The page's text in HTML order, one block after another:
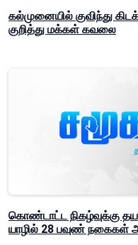
கல்முனையில் குவிந்து
குறித்து மக்கள் கவலை
கொண்டாட்ட நிகழ்வுக்கு
யாழில் 28 பவுண் நகைகள்